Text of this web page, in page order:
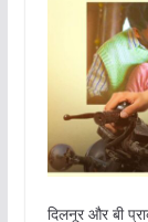
दिलनूर और बी